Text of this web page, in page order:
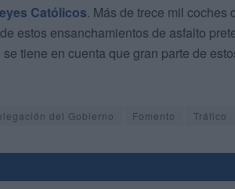
Católicos. Más de trece mil coches
estos ensanchamientos de asfalto
tiene en cuenta que gran parte de
del Gobierno Fomento Tráfico